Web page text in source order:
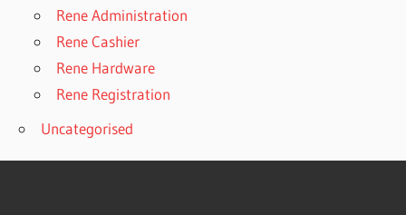
Rene Administration
Rene Cashier
Rene Hardware
Rene Registration
Uncategorised